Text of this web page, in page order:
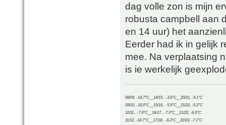
dag volle zon is mijn
robusta campbell aan
en 14 uur) het
Eerder had ik in gelijk
mee. Na verplaatsing
is ie werkelijk
08/09, -14.7°C__14/15, - 3.6°C__20/21, -9.1°C
09/10, -10.0°C__15/16, - 5.9°C__21/22, -5.2°C
10/11, - 7.9°C__16/17, - 7.9°C__21/22, -6.9°C
11/12, -14.7°C__17/18, - 8.3°C__22/23, -7.1°C